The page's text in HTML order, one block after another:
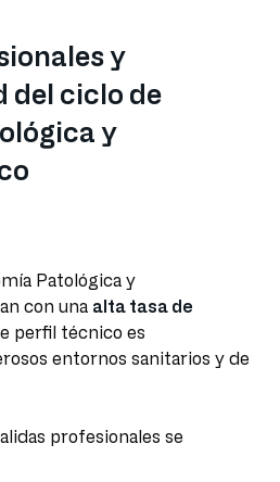
y
del ciclo de
y
Patológica y
con una alta tasa de
perfil técnico es
entornos sanitarios y de
profesionales se